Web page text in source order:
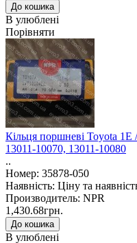
В улюблені
Порівняти
Кільця поршневі Toyota
13011-10070, 13011-10080
..
Номер: 35878-050
Наявність: Ціну та
Производитель: NPR
1,430.68грн.
В улюблені